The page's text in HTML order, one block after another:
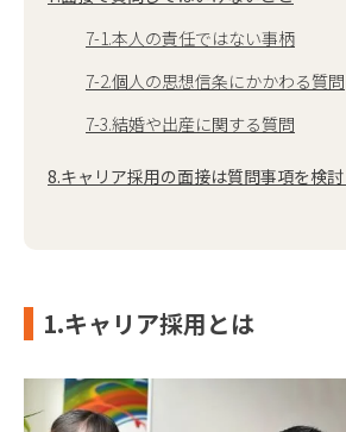
7-1.本人の責任ではない事柄
7-2.個人の思想信条にかかわる質問
7-3.結婚や出産に関する質問
8.キャリア採用の面接は質問事項を検討
1.キャリア採用とは